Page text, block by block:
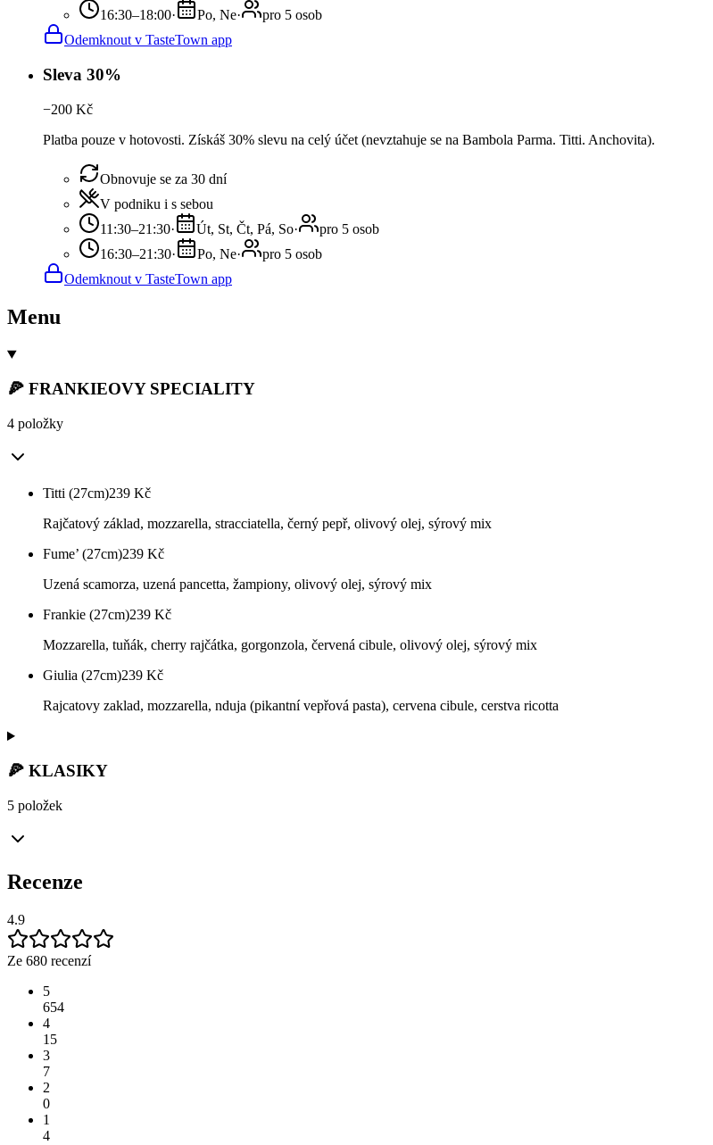
16:30–18:00· Po, Ne·
pro 5 osob
Odemknout v TasteTown app
Sleva 30%
−200 Kč
Platba pouze v hotovosti. Získáš 30% slevu na celý účet (nevztahuje se na Bambola Parma. Titti. Anchovita).
Obnovuje se za 30 dní
V podniku i s sebou
11:30–21:30· Út, St, Čt, Pá, So·
pro 5 osob
16:30–21:30· Po, Ne·
pro 5 osob
Odemknout v TasteTown app
Menu
🍕 FRANKIEOVY SPECIALITY
4 položky
Titti (27cm)239 Kč
Rajčatový základ, mozzarella, stracciatella, černý pepř, olivový olej, sýrový mix
Fume’ (27cm)239 Kč
Uzená scamorza, uzená pancetta, žampiony, olivový olej, sýrový mix
Frankie (27cm)239 Kč
Mozzarella, tuňák, cherry rajčátka, gorgonzola, červená cibule, olivový olej, sýrový mix
Giulia (27cm)239 Kč
Rajcatovy zaklad, mozzarella, nduja (pikantní vepřová pasta), cervena cibule, cerstva ricotta
🍕 KLASIKY
5 položek
Recenze
4.9
Ze 680 recenzí
5
654
4
15
3
7
2
0
1
4